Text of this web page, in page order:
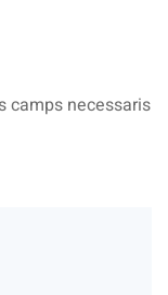
camps necessaris